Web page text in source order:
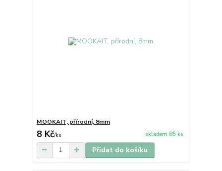
MOOKAIT, přírodní, 8mm
8 Kč/ks skladem 85 ks
Přidat do košíku